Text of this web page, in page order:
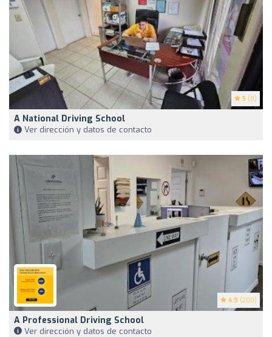
5 (8)
A National Driving School
Ver dirección y datos de contacto
4.9 (200)
A Professional Driving School
Ver dirección y datos de contacto